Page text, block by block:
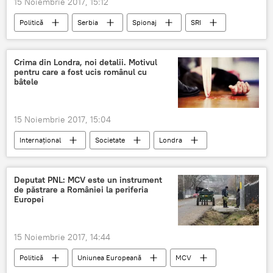
Politică Serbia Spionaj
SRI
spion
indezirabil România
Crima din Londra, noi detalii. Motivul
pentru care a fost ucis românul cu
bâtele
15 Noiembrie 2017, 15:04
Internaţional Societate Londra
Deputat PNL: MCV este un instrument
de păstrare a României la periferia
Europei
15 Noiembrie 2017, 14:44
Politică Uniunea Europeană
MCV